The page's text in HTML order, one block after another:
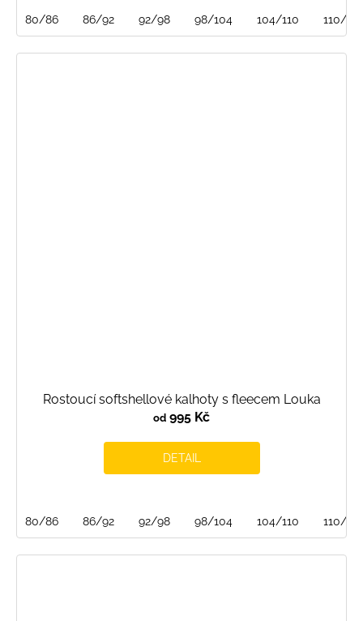
80/86 86/92 92/98 98/104 104/110 110/116
Rostoucí softshellové kalhoty s fleecem Louka
od 995 Kč
DETAIL
80/86 86/92 92/98 98/104 104/110 110/116